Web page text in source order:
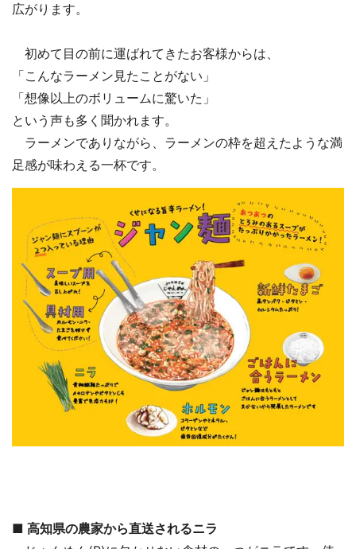
広がります。
初めて目の前に運ばれてきたお客様からは、
「こんなラーメン見たことがない」
「想像以上のボリュームに驚いた」
という声も多く聞かれます。
ラーメンでありながら、ラーメンの枠を超えたような満
足感が味わえる一杯です。
■ 高知県の農家から直送されるニラ